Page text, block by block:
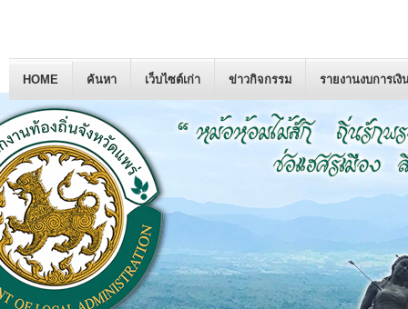
HOME ค้นหา เว็บไซต์เก่า ข่าวกิจกรรม รายงานงบการเงิ